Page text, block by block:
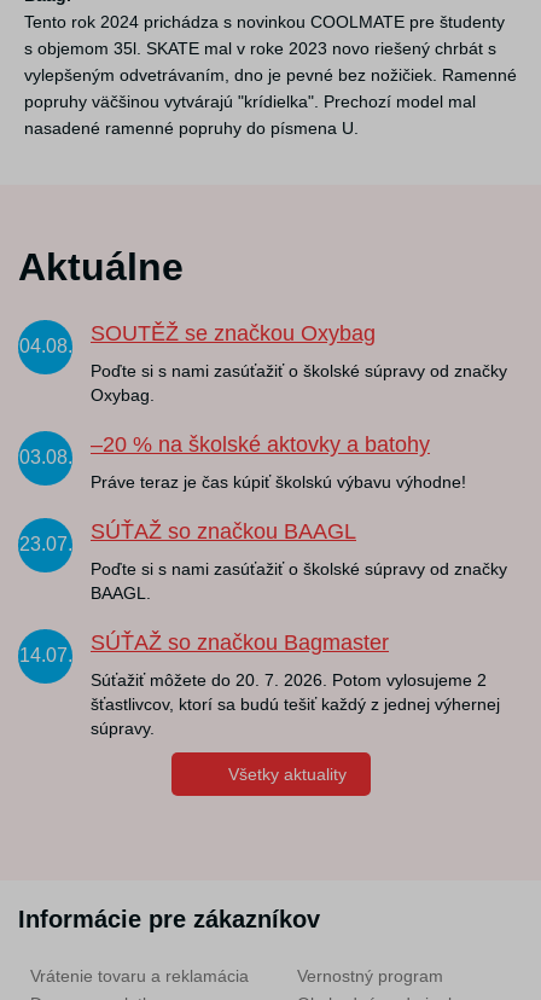
Tento rok 2024 prichádza s novinkou COOLMATE pre študenty
s objemom 35l. SKATE mal v roke 2023 novo riešený chrbát s
vylepšeným odvetrávaním, dno je pevné bez nožičiek. Ramenné
popruhy väčšinou vytvárajú "krídielka". Prechozí model mal
nasadené ramenné popruhy do písmena U.
Aktuálne
04.08.
SOUTĚŽ se značkou Oxybag
Poďte si s nami zasúťažiť o školské súpravy od značky
Oxybag.
03.08.
–20 % na školské aktovky a batohy
Práve teraz je čas kúpiť školskú výbavu výhodne!
23.07.
SÚŤAŽ so značkou BAAGL
Poďte si s nami zasúťažiť o školské súpravy od značky
BAAGL.
14.07.
SÚŤAŽ so značkou Bagmaster
Súťažiť môžete do 20. 7. 2026. Potom vylosujeme 2
šťastlivcov, ktorí sa budú tešiť každý z jednej výhernej
súpravy.
Všetky aktuality
Informácie pre zákazníkov
Vrátenie tovaru a reklamácia
Vernostný program